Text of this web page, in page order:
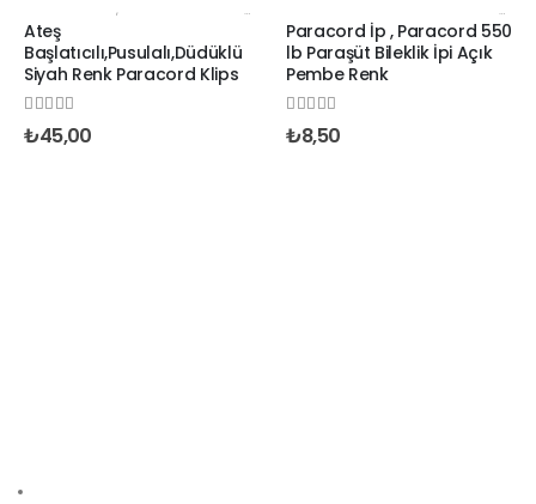
, PARACORD PUSULA VE TERMOMETRE
Ateş
Başlatıcılı,Pusulalı,Düdüklü
Siyah Renk Paracord Klips
0 out of 5
₺45,00
4 MM PARACORD BILEKLIK İPLERI DÜZ RENKLER
Paracord İp , Paracord 550
lb Paraşüt Bileklik İpi Açık
Pembe Renk
0 out of 5
₺8,50